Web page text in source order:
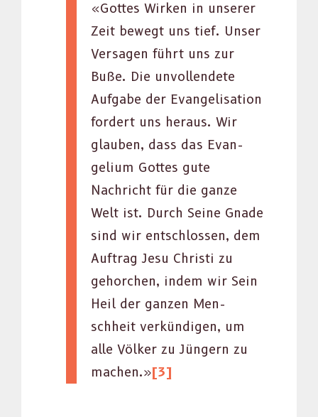
«Gottes Wirken in unser­er
Zeit bewegt uns tief. Unser
Ver­sagen führt uns zur
Buße. Die unvol­len­dete
Auf­gabe der Evan­ge­li­sa­tion
fordert uns her­aus. Wir
glauben, dass das Evan­
geli­um Gottes gute
Nachricht für die ganze
Welt ist. Durch Seine Gnade
sind wir entschlossen, dem
Auf­trag Jesu Christi zu
gehorchen, indem wir Sein
Heil der ganzen Men­
schheit verkündi­gen, um
alle Völk­er zu Jüngern zu
machen.»[3]